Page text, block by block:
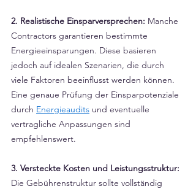
2. Realistische Einsparversprechen: Manche
Contractors garantieren bestimmte
Energieeinsparungen. Diese basieren
jedoch auf idealen Szenarien, die durch
viele Faktoren beeinflusst werden können.
Eine genaue Prüfung der Einsparpotenziale
durch Energieaudits und eventuelle
vertragliche Anpassungen sind
empfehlenswert.
3. Versteckte Kosten und Leistungsstruktur:
Die Gebührenstruktur sollte vollständig